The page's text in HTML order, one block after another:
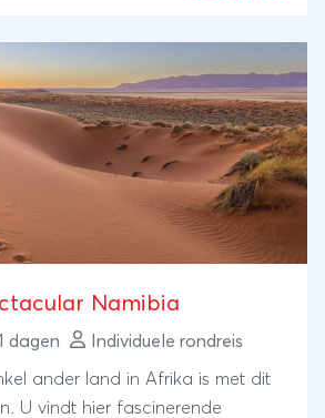
Namibia
dagen Individuele rondreis
ander land in Afrika is met dit
U vindt hier fascinerende